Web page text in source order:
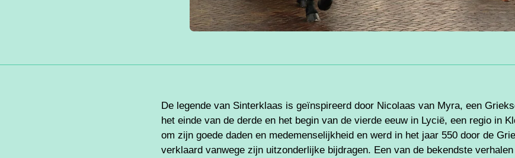
De legende van Sinterklaas is geïnspireerd door Nicolaas van Myra, een
het einde van de derde en het begin van de vierde eeuw in Lycië, een regio in
om zijn goede daden en medemenselijkheid en werd in het jaar 550 door de
verklaard vanwege zijn uitzonderlijke bijdragen. Een van de bekendste